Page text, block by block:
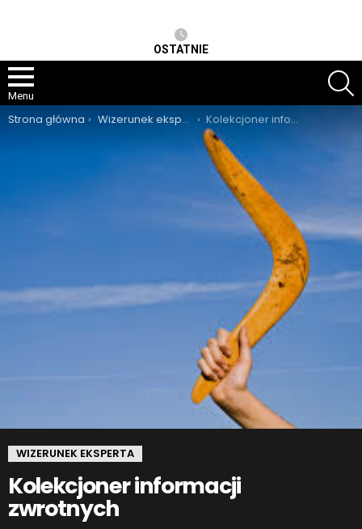
OSTATNIE
Menu
Jesteś tutaj:
Strona główna Wizerunek eksperta Kolekcjoner informacji zwrotnych
WIZERUNEK EKSPERTA
Kolekcjoner informacji
zwrotnych